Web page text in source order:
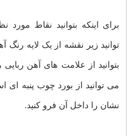
برای اینکه بتوانید نقاط
توانید زیر نقشه از یک لایه رنگ
بتوانید از علامت های آهن ربایی
می توانید از بورد چوب پنبه ای
نشان را داخل آن فرو کنید.